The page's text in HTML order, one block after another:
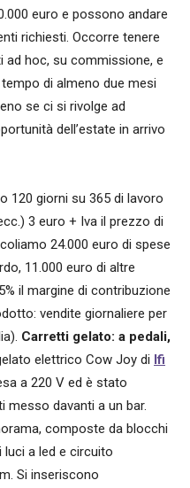
euro e possono andare
richiesti. Occorre tenere
hoc, su commissione, e
di almeno due mesi
se ci si rivolge ad
dell’estate in arrivo
120 giorni su 365 di lavoro
3 euro + Iva il prezzo di
24.000 euro di spese
11.000 euro di altre
il margine di contribuzione
vendite giornaliere per
Carretti gelato: a pedali,
elettrico Cow Joy di Ifi
a 220 V ed è stato
messo davanti a un bar.
composte da blocchi
luci a led e circuito
Si inseriscono